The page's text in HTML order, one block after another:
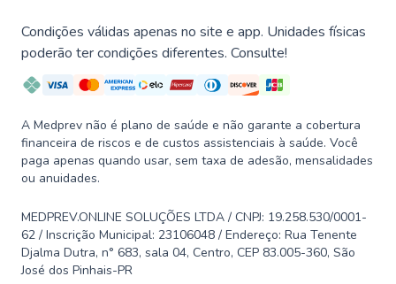
Condições válidas apenas no site e app. Unidades físicas
poderão ter condições diferentes. Consulte!
A Medprev não é plano de saúde e não garante a cobertura
financeira de riscos e de custos assistenciais à saúde. Você
paga apenas quando usar, sem taxa de adesão, mensalidades
ou anuidades.
MEDPREV.ONLINE SOLUÇÕES LTDA / CNPJ: 19.258.530/0001-
62 / Inscrição Municipal: 23106048 / Endereço: Rua Tenente
Djalma Dutra, n° 683, sala 04, Centro, CEP 83.005-360, São
José dos Pinhais-PR